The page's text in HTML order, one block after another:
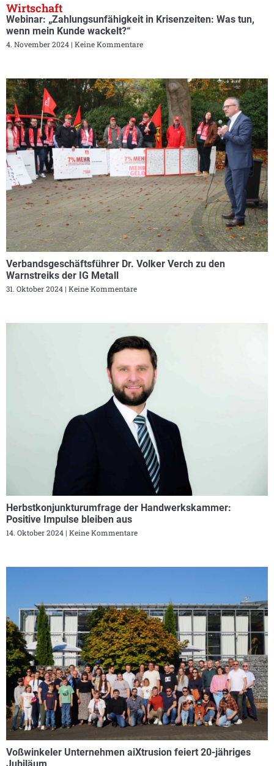
Wirtschaft
Webinar: „Zahlungsunfähigkeit in Krisenzeiten: Was tun,
wenn mein Kunde wackelt?“
4. November 2024 Keine Kommentare
Verbandsgeschäftsführer Dr. Volker Verch zu den
Warnstreiks der IG Metall
31. Oktober 2024 Keine Kommentare
Herbstkonjunkturumfrage der Handwerkskammer:
Positive Impulse bleiben aus
14. Oktober 2024 Keine Kommentare
Voßwinkeler Unternehmen aiXtrusion feiert 20-jähriges
Jubiläum